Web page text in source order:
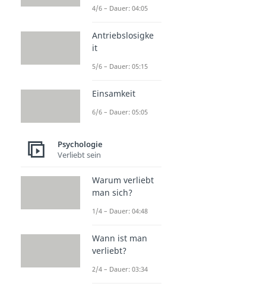
4/6 – Dauer: 04:05
Antriebslosigke
it
5/6 – Dauer: 05:15
Einsamkeit
6/6 – Dauer: 05:05
Psychologie
Verliebt sein
Warum verliebt
man sich?
1/4 – Dauer: 04:48
Wann ist man
verliebt?
2/4 – Dauer: 03:34